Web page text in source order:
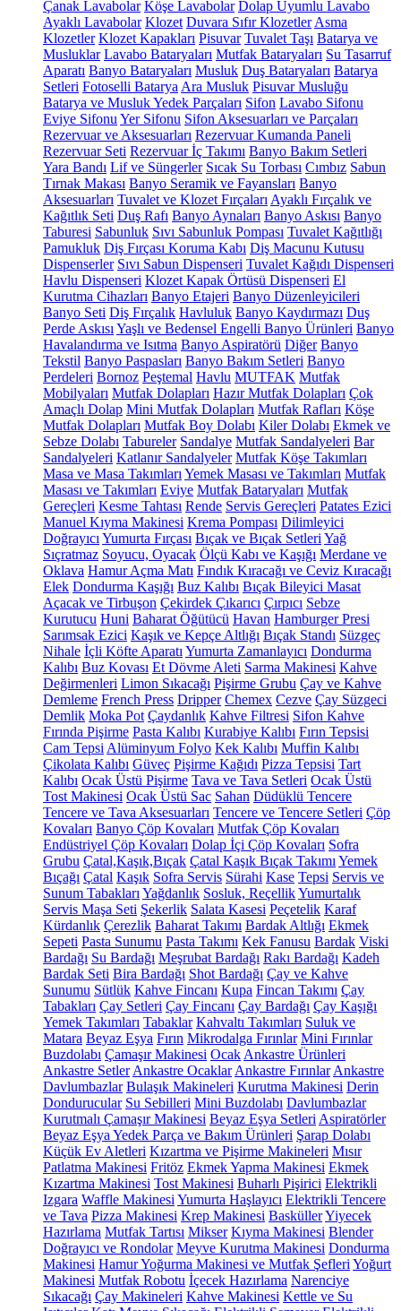
Çanak Lavabolar Köşe Lavabolar Dolap Uyumlu Lavabo
Ayaklı Lavabolar Klozet Duvara Sıfır Klozetler Asma
Klozetler Klozet Kapakları Pisuvar Tuvalet Taşı Batarya ve
Musluklar Lavabo Bataryaları Mutfak Bataryaları Su Tasarruf
Aparatı Banyo Bataryaları Musluk Duş Bataryaları Batarya
Setleri Fotoselli Batarya Ara Musluk Pisuvar Musluğu
Batarya ve Musluk Yedek Parçaları Sifon Lavabo Sifonu
Eviye Sifonu Yer Sifonu Sifon Aksesuarları ve Parçaları
Rezervuar ve Aksesuarları Rezervuar Kumanda Paneli
Rezervuar Seti Rezervuar İç Takımı Banyo Bakım Setleri
Yara Bandı Lif ve Süngerler Sıcak Su Torbası Cımbız Sabun
Tırnak Makası Banyo Seramik ve Fayansları Banyo
Aksesuarları Tuvalet ve Klozet Fırçaları Ayaklı Fırçalık ve
Kağıtlık Seti Duş Rafı Banyo Aynaları Banyo Askısı Banyo
Taburesi Sabunluk Sıvı Sabunluk Pompası Tuvalet Kağıtlığı
Pamukluk Diş Fırçası Koruma Kabı Diş Macunu Kutusu
Dispenserler Sıvı Sabun Dispenseri Tuvalet Kağıdı Dispenseri
Havlu Dispenseri Klozet Kapak Örtüsü Dispenseri El
Kurutma Cihazları Banyo Etajeri Banyo Düzenleyicileri
Banyo Seti Diş Fırçalık Havluluk Banyo Kaydırmazı Duş
Perde Askısı Yaşlı ve Bedensel Engelli Banyo Ürünleri Banyo
Havalandırma ve Isıtma Banyo Aspiratörü Diğer Banyo
Tekstil Banyo Paspasları Banyo Bakım Setleri Banyo
Perdeleri Bornoz Peştemal Havlu MUTFAK Mutfak
Mobilyaları Mutfak Dolapları Hazır Mutfak Dolapları Çok
Amaçlı Dolap Mini Mutfak Dolapları Mutfak Rafları Köşe
Mutfak Dolapları Mutfak Boy Dolabı Kiler Dolabı Ekmek ve
Sebze Dolabı Tabureler Sandalye Mutfak Sandalyeleri Bar
Sandalyeleri Katlanır Sandalyeler Mutfak Köşe Takımları
Masa ve Masa Takımları Yemek Masası ve Takımları Mutfak
Masası ve Takımları Eviye Mutfak Bataryaları Mutfak
Gereçleri Kesme Tahtası Rende Servis Gereçleri Patates Ezici
Manuel Kıyma Makinesi Krema Pompası Dilimleyici
Doğrayıcı Yumurta Fırçası Bıçak ve Bıçak Setleri Yağ
Sıçratmaz Soyucu, Oyacak Ölçü Kabı ve Kaşığı Merdane ve
Oklava Hamur Açma Matı Fındık Kıracağı ve Ceviz Kıracağı
Elek Dondurma Kaşığı Buz Kalıbı Bıçak Bileyici Masat
Açacak ve Tirbuşon Çekirdek Çıkarıcı Çırpıcı Sebze
Kurutucu Huni Baharat Öğütücü Havan Hamburger Presi
Sarımsak Ezici Kaşık ve Kepçe Altlığı Bıçak Standı Süzgeç
Nihale İçli Köfte Aparatı Yumurta Zamanlayıcı Dondurma
Kalıbı Buz Kovası Et Dövme Aleti Sarma Makinesi Kahve
Değirmenleri Limon Sıkacağı Pişirme Grubu Çay ve Kahve
Demleme French Press Dripper Chemex Cezve Çay Süzgeci
Demlik Moka Pot Çaydanlık Kahve Filtresi Sifon Kahve
Fırında Pişirme Pasta Kalıbı Kurabiye Kalıbı Fırın Tepsisi
Cam Tepsi Alüminyum Folyo Kek Kalıbı Muffin Kalıbı
Çikolata Kalıbı Güveç Pişirme Kağıdı Pizza Tepsisi Tart
Kalıbı Ocak Üstü Pişirme Tava ve Tava Setleri Ocak Üstü
Tost Makinesi Ocak Üstü Sac Sahan Düdüklü Tencere
Tencere ve Tava Aksesuarları Tencere ve Tencere Setleri Çöp
Kovaları Banyo Çöp Kovaları Mutfak Çöp Kovaları
Endüstriyel Çöp Kovaları Dolap İçi Çöp Kovaları Sofra
Grubu Çatal,Kaşık,Bıçak Çatal Kaşık Bıçak Takımı Yemek
Bıçağı Çatal Kaşık Sofra Servis Sürahi Kase Tepsi Servis ve
Sunum Tabakları Yağdanlık Sosluk, ReçellikYumurtalık
Servis Maşa Seti Şekerlik Salata Kasesi Peçetelik Karaf
Kürdanlık Çerezlik Baharat Takımı Bardak Altlığı Ekmek
Sepeti Pasta Sunumu Pasta Takımı Kek Fanusu Bardak Viski
Bardağı Su Bardağı Meşrubat Bardağı Rakı Bardağı Kadeh
Bardak Seti Bira Bardağı Shot Bardağı Çay ve Kahve
Sunumu Sütlük Kahve Fincanı Kupa Fincan Takımı Çay
Tabakları Çay Setleri Çay Fincanı Çay Bardağı Çay Kaşığı
Yemek Takımları Tabaklar Kahvaltı Takımları Suluk ve
Matara Beyaz Eşya Fırın Mikrodalga Fırınlar Mini Fırınlar
Buzdolabı Çamaşır Makinesi Ocak Ankastre Ürünleri
Ankastre Setler Ankastre Ocaklar Ankastre Fırınlar Ankastre
Davlumbazlar Bulaşık Makineleri Kurutma Makinesi Derin
Dondurucular Su Sebilleri Mini Buzdolabı Davlumbazlar
Kurutmalı Çamaşır Makinesi Beyaz Eşya Setleri Aspiratörler
Beyaz Eşya Yedek Parça ve Bakım Ürünleri Şarap Dolabı
Küçük Ev Aletleri Kızartma ve Pişirme Makineleri Mısır
Patlatma Makinesi Fritöz Ekmek Yapma Makinesi Ekmek
Kızartma Makinesi Tost Makinesi Buharlı Pişirici Elektrikli
Izgara Waffle Makinesi Yumurta Haşlayıcı Elektrikli Tencere
ve Tava Pizza Makinesi Krep Makinesi BasküllerYiyecek
Hazırlama Mutfak Tartısı Mikser Kıyma Makinesi Blender
Doğrayıcı ve Rondolar Meyve Kurutma Makinesi Dondurma
Makinesi Hamur Yoğurma Makinesi ve Mutfak Şefleri Yoğurt
Makinesi Mutfak Robotu İçecek Hazırlama Narenciye
Sıkacağı Çay Makineleri Kahve Makinesi Kettle ve Su